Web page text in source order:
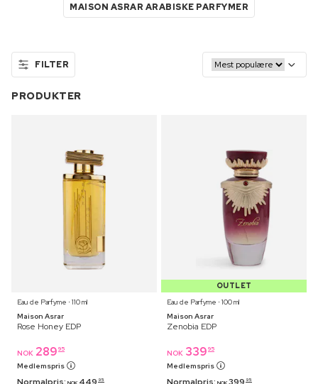
MAISON ASRAR ARABISKE PARFYMER
FILTER
PRODUKTER
Eau de Parfyme ⋅ 110 ml
Maison Asrar
Rose Honey EDP
NOK 289 95
Medlemspris
Normalpris: NOK 449 95
OUTLET
Eau de Parfyme ⋅ 100 ml
Maison Asrar
Zenobia EDP
NOK 339 95
Medlemspris
Normalpris: NOK 399 95